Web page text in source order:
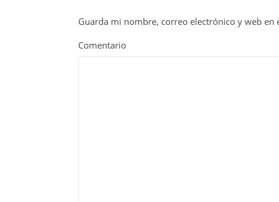
Guarda mi nombre, correo electrónico y web
Comentario